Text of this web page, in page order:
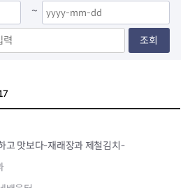
~
조회
고 맛보다-재래장과 제철김치-